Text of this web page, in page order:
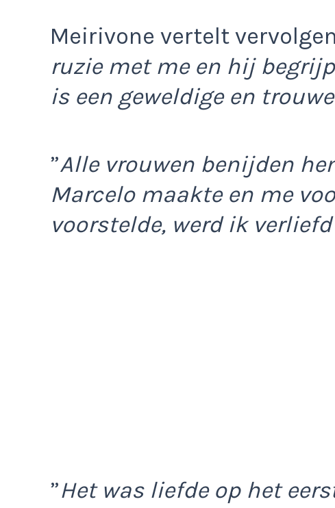
Meirivone vertelt
ruzie met me en hij
is een geweldige en
”Alle vrouwen benijden
Marcelo maakte en me
voorstelde, werd ik
”Het was liefde op het